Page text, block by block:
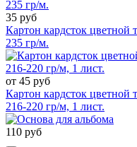
35 руб
Картон кардсток цветной
235 гр/м.
от 45 руб
Картон кардсток цветной
216-220 гр/м, 1 лист.
110 руб